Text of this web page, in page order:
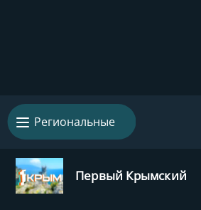
Региональные
Первый Крымский